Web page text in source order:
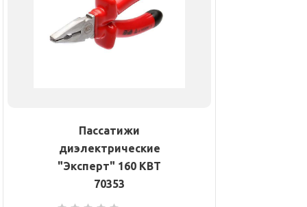
Пассатижи
диэлектрические
"Эксперт" 160 КВТ
70353